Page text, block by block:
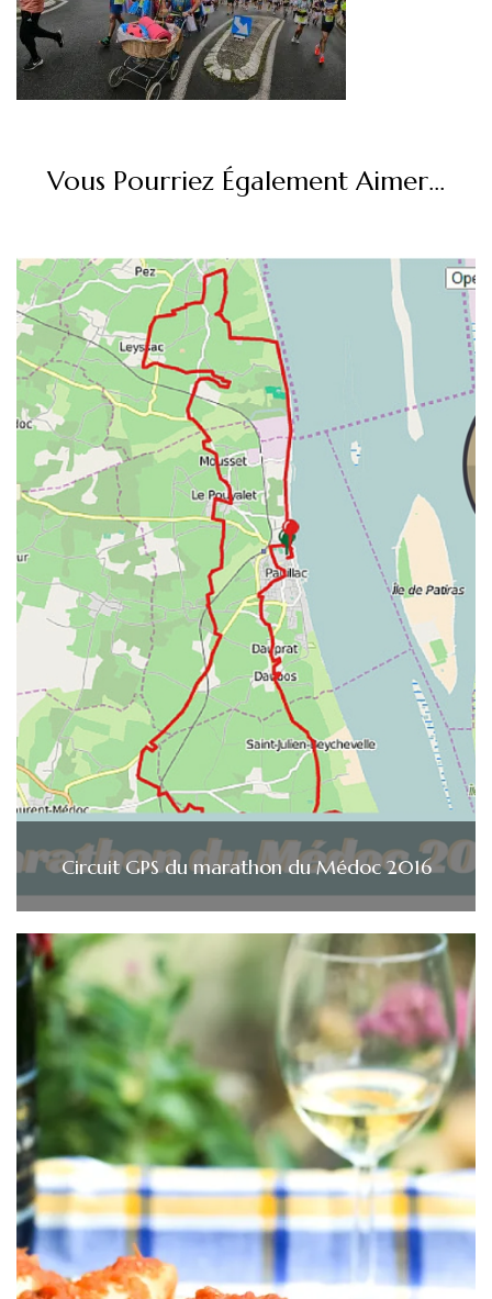
Vous Pourriez Également Aimer...
Circuit GPS du marathon du Médoc 2016